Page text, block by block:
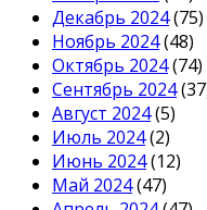
Декабрь 2024(75)
Ноябрь 2024(48)
Октябрь 2024(74)
Сентябрь 2024
Август 2024(5)
Июль 2024(2)
Июнь 2024(12)
Май 2024(47)